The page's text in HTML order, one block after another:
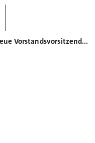
Gundula Ullah ist neue Vorstandsvorsitzende des BME